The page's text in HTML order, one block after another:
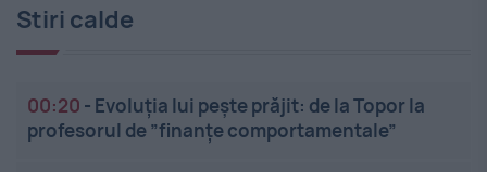
Stiri calde
00:20 - Evoluția lui pește prăjit: de la Topor la
profesorul de ”finanțe comportamentale”